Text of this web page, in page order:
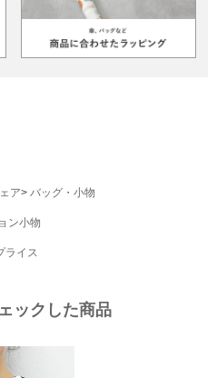
ア バッグ・小物
ン小物
ライス
ックした商品